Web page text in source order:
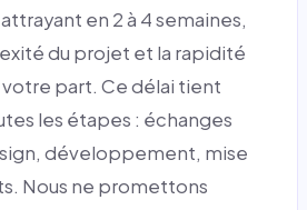
en 2 à 4 semaines,
du projet et la rapidité
part. Ce délai tient
les étapes : échanges
développement, mise
Nous ne promettons